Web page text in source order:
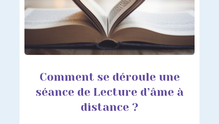
Comment se déroule une
séance de Lecture d’âme à
distance ?